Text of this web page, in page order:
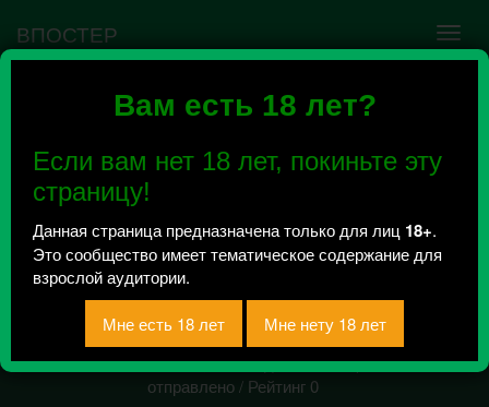
Вам есть 18 лет?
Если вам нет 18 лет, покиньте эту
страницу!
Данная страница предназначена только для лиц 18+.
Это сообщество имеет тематическое содержание для
взрослой аудитории.
ВПОСТЕР
Ошибка VK API #5
сообщества нужно авторизоваться на сервисе
повторно.
Игровой сервер кс
1.6 [JB] Крутая
Тюрьма 12+
Всего 0, за сегодня 0 сообщений
отправлено / Рейтинг 0